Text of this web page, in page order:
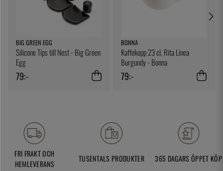
BIG GREEN EGG
Silicone Tips till Nest - Big Green
Egg
79:-
BONNA
Kaffekopp 23 cl, Rita Linea
Burgundy - Bonna
79:-
FRI FRAKT OCH
HEMLEVERANS
TUSENTALS PRODUKTER 365 DAGARS ÖPPET KÖP